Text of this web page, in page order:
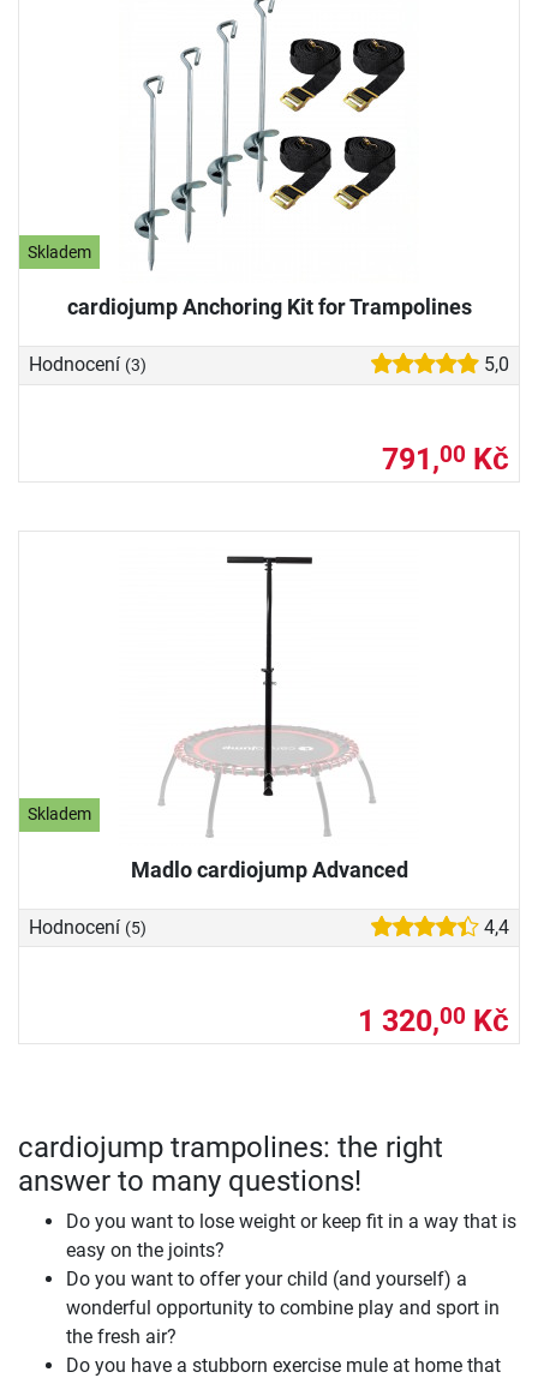
Skladem
cardiojump Anchoring Kit for Trampolines
Hodnocení (3) 5,0
791,00 Kč
Skladem
Madlo cardiojump Advanced
Hodnocení (5) 4,4
1 320,00 Kč
cardiojump trampolines: the right
answer to many questions!
Do you want to lose weight or keep fit in a way that is
easy on the joints?
Do you want to offer your child (and yourself) a
wonderful opportunity to combine play and sport in
the fresh air?
Do you have a stubborn exercise mule at home that